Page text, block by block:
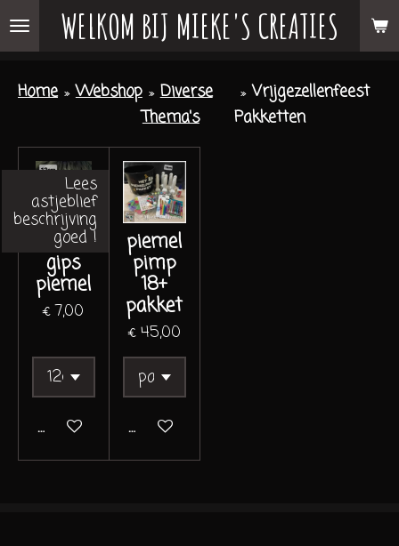
Ga
de
WELKOM BIJ MIEKE'S CREATIES
Home » Webshop » Diverse
Thema's
» Vrijgezellenfeest
Pakketten
Lees
astjeblief
beschrijving
goed !
losse
gips
piemel
€ 7,00
In winkelwagen
piemel
pimp
18+
pakket
€ 45,00
In winkelwagen